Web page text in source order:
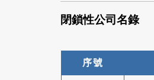
閉鎖性公司名錄
序號